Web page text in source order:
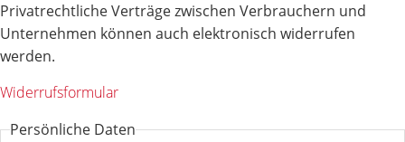
Privatrechtliche Verträge zwischen Verbrauchern und
Unternehmen können auch elektronisch widerrufen
werden.
Widerrufsformular
Persönliche Daten